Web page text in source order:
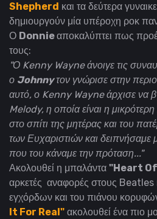
Shepherd και τα δεύτερα
δημιουργούν μία υπέροχη ροκ
Ο Donnieαποκαλύπτει πως
τους:
"Ο Kenny Wayne άνοιγε τις
ο Johnnyτον γνώρισε στην
αυτό, ο Kenny Wayne άρχισε να
Melody, η οποία είναι η
στο σπίτι της μητέρας και του
των Ευχαριστιών και δειπνήσαμε
που του κάναμε την πρόταση..."
Ακολουθεί η μπαλάντα "Heart
αρκετές αναφορές στους Beatles
εγχόρδων και του πιάνου
It For Real" ακολουθεί ένα πιο